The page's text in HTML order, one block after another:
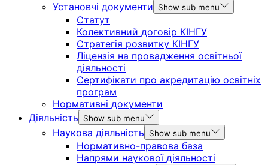
Установчі документи
Show sub menu
Статут
Колективний договір КІНГУ
Стратегія розвитку КІНГУ
Ліцензія на провадження освітньої
діяльності
Сертифікати про акредитацію освітніх
програм
Нормативні документи
Діяльність
Show sub menu
Наукова діяльність Show sub menu
Нормативно-правова база
Напрями наукової діяльності